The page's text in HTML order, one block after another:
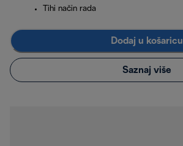
Tihi način rada
Dodaj u košaricu
Saznaj više